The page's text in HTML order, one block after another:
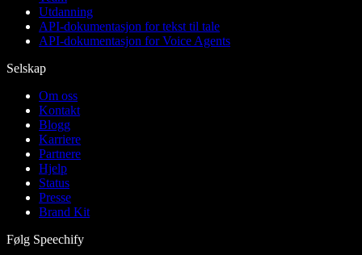
Utdanning
API-dokumentasjon for tekst til tale
API-dokumentasjon for Voice Agents
Selskap
Om oss
Kontakt
Blogg
Karriere
Partnere
Hjelp
Status
Presse
Brand Kit
Følg Speechify